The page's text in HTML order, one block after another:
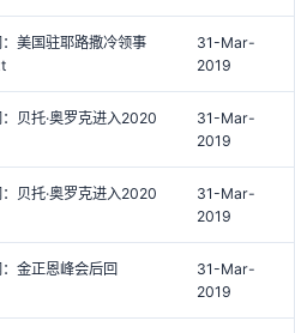
美国驻耶路撒冷领事
31-Mar-
2019
贝托·奥罗克进入2020
31-Mar-
2019
贝托·奥罗克进入2020
31-Mar-
2019
金正恩峰会后回
31-Mar-
2019